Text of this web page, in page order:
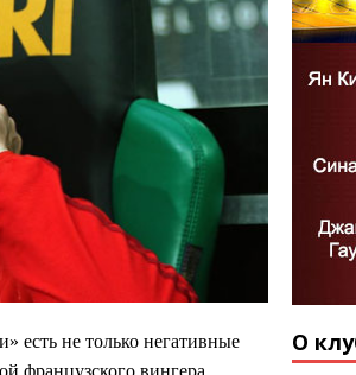
есть не только негативные
французского вингера
О